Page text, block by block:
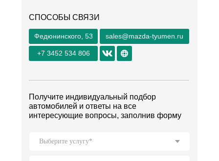
СПОСОБЫ СВЯЗИ
Федюнинского, 53 sales@mazda-tyumen.ru
+7 3452 534 806
Получите индивидуальный подбор
автомобилей и ответы на все
интересующие вопросы, заполнив форму